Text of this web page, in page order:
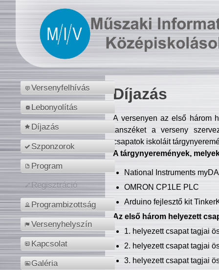
Versenyfelhívás
Lebonyolítás
Díjazás
Szponzorok
Program
Regisztráció
Programbizottság
Versenyhelyszín
Kapcsolat
Galéria
Díjazás
A versenyen az első három
tanszéket a verseny
csapatok iskoláit
A tárgynyeremények,
National Instruments
OMRON CP1LE PLC
Arduino fejlesztő kit
Az első három helyezett
1. helyezett csapat tagjai
2. helyezett csapat tagjai
3. helyezett csapat tagjai